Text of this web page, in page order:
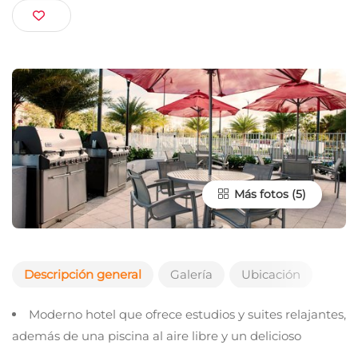
United States
Más fotos
Descripción general Galería Ubicación
Moderno hotel que ofrece estudios y suites relajantes,
además de una piscina al aire libre y un delicioso